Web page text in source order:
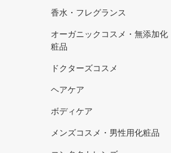
香水・フレグランス
オーガニックコスメ・無添加化
粧品
ドクターズコスメ
ヘアケア
ボディケア
メンズコスメ・男性用化粧品